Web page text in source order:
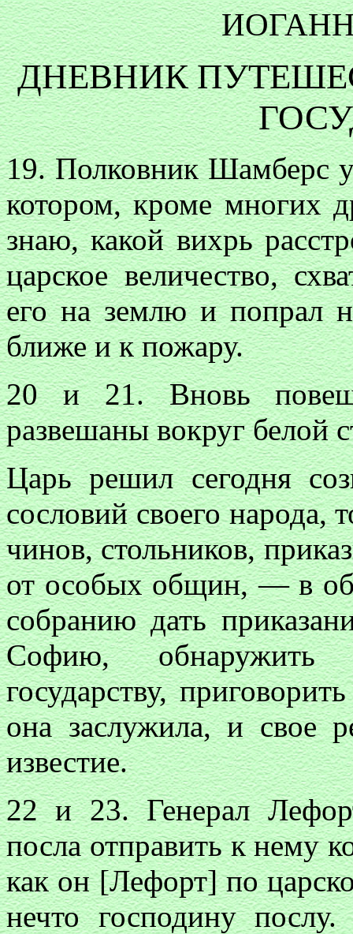
ДНЕВНИК
19. Полковник Шамберс
котором, кроме многих
знаю, какой вихрь
царское величество,
его на землю и попрал
ближе и к пожару.
20 и 21. Вновь
развешаны вокруг белой
Царь решил сегодня
сословий своего народа,
чинов, стольников,
от особых общин, — в
собранию дать
Софию, обнаружить
государству,
она заслужила, и свое
известие.
22 и 23. Генерал
посла отправить к нему
как он [Лефорт] по
нечто господину